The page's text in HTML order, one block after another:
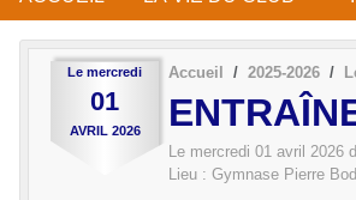
Le mercredi
01
AVRIL 2026
Accueil 2025-2026
Le mercredi 01 avril 2026
Lieu : Gymnase Pierre